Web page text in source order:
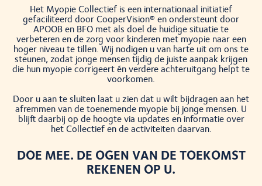
Het Myopie Collectief is een internationaal initiatief
gefaciliteerd door CooperVision® en ondersteunt door
APOOB en BFO met als doel de huidige situatie te
verbeteren en de zorg voor kinderen met myopie naar een
hoger niveau te tillen. Wij nodigen u van harte uit om ons te
steunen, zodat jonge mensen tijdig de juiste aanpak krijgen
die hun myopie corrigeert én verdere achteruitgang helpt te
voorkomen.
Door u aan te sluiten laat u zien dat u wilt bijdragen aan het
afremmen van de toenemende myopie bij jonge mensen. U
blijft daarbij op de hoogte via updates en informatie over
het Collectief en de activiteiten daarvan.
DOE MEE. DE OGEN VAN DE TOEKOMST
REKENEN OP U.